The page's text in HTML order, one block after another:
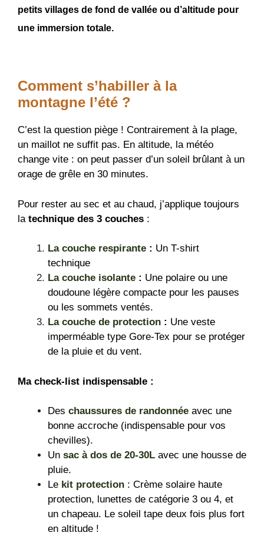
petits villages de fond de vallée ou d’altitude pour
une immersion totale.
Comment s’habiller à la
montagne l’été ?
C’est la question piège ! Contrairement à la plage,
un maillot ne suffit pas. En altitude, la météo
change vite : on peut passer d’un soleil brûlant à un
orage de grêle en 30 minutes.
Pour rester au sec et au chaud, j’applique toujours
la technique des 3 couches :
La couche respirante : Un T-shirt
technique
La couche isolante : Une polaire ou une
doudoune légère compacte pour les pauses
ou les sommets ventés.
La couche de protection : Une veste
imperméable type Gore-Tex pour se protéger
de la pluie et du vent.
Ma check-list indispensable :
Des chaussures de randonnée avec une
bonne accroche (indispensable pour vos
chevilles).
Un sac à dos de 20-30L avec une housse de
pluie.
Le kit protection : Crème solaire haute
protection, lunettes de catégorie 3 ou 4, et
un chapeau. Le soleil tape deux fois plus fort
en altitude !